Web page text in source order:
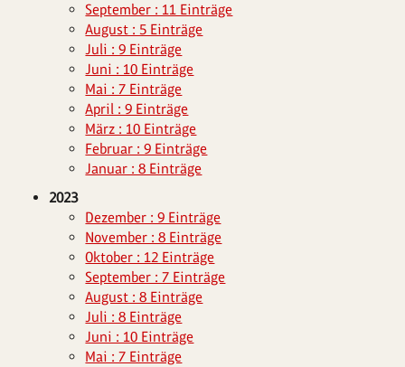
September : 11 Einträge
August : 5 Einträge
Juli : 9 Einträge
Juni : 10 Einträge
Mai : 7 Einträge
April : 9 Einträge
März : 10 Einträge
Februar : 9 Einträge
Januar : 8 Einträge
2023
Dezember : 9 Einträge
November : 8 Einträge
Oktober : 12 Einträge
September : 7 Einträge
August : 8 Einträge
Juli : 8 Einträge
Juni : 10 Einträge
Mai : 7 Einträge